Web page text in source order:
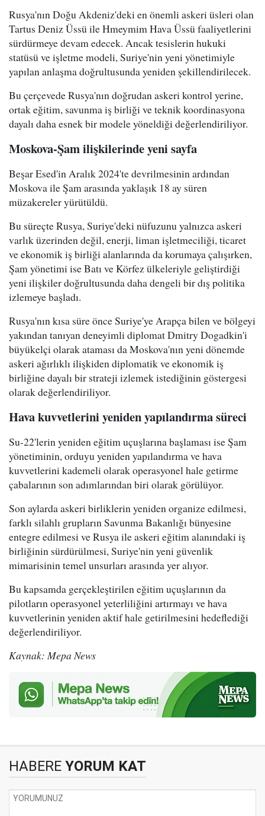
Rusya'nın Doğu Akdeniz'deki en önemli askeri üsleri olan
Tartus Deniz Üssü ile Hmeymim Hava Üssü faaliyetlerini
sürdürmeye devam edecek. Ancak tesislerin hukuki
statüsü ve işletme modeli, Suriye'nin yeni yönetimiyle
yapılan anlaşma doğrultusunda yeniden şekillendirilecek.
Bu çerçevede Rusya'nın doğrudan askeri kontrol yerine,
ortak eğitim, savunma iş birliği ve teknik koordinasyona
dayalı daha esnek bir modele yöneldiği değerlendiriliyor.
Moskova-Şam ilişkilerinde yeni sayfa
Beşar Esed'in Aralık 2024'te devrilmesinin ardından
Moskova ile Şam arasında yaklaşık 18 ay süren
müzakereler yürütüldü.
Bu süreçte Rusya, Suriye'deki nüfuzunu yalnızca askeri
varlık üzerinden değil, enerji, liman işletmeciliği, ticaret
ve ekonomik iş birliği alanlarında da korumaya çalışırken,
Şam yönetimi ise Batı ve Körfez ülkeleriyle geliştirdiği
yeni ilişkiler doğrultusunda daha dengeli bir dış politika
izlemeye başladı.
Rusya'nın kısa süre önce Suriye'ye Arapça bilen ve bölgeyi
yakından tanıyan deneyimli diplomat Dmitry Dogadkin'i
büyükelçi olarak ataması da Moskova'nın yeni dönemde
askeri ağırlıklı ilişkiden diplomatik ve ekonomik iş
birliğine dayalı bir strateji izlemek istediğinin göstergesi
olarak değerlendiriliyor.
Hava kuvvetlerini yeniden yapılandırma süreci
Su-22'lerin yeniden eğitim uçuşlarına başlaması ise Şam
yönetiminin, orduyu yeniden yapılandırma ve hava
kuvvetlerini kademeli olarak operasyonel hale getirme
çabalarının son adımlarından biri olarak görülüyor.
Son aylarda askeri birliklerin yeniden organize edilmesi,
farklı silahlı grupların Savunma Bakanlığı bünyesine
entegre edilmesi ve Rusya ile askeri eğitim alanındaki iş
birliğinin sürdürülmesi, Suriye'nin yeni güvenlik
mimarisinin temel unsurları arasında yer alıyor.
Bu kapsamda gerçekleştirilen eğitim uçuşlarının da
pilotların operasyonel yeterliliğini artırmayı ve hava
kuvvetlerinin yeniden aktif hale getirilmesini hedeflediği
değerlendiriliyor.
Kaynak: Mepa News
HABERE YORUM KAT